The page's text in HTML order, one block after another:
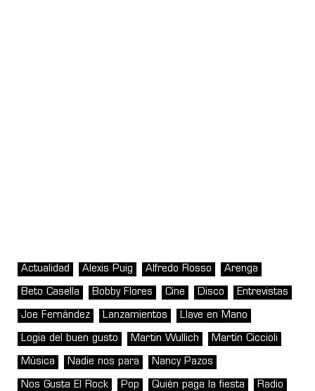
Actualidad Alexis Puig Alfredo Rosso Arenga
Beto Casella Bobby Flores Cine Disco Entrevistas
Joe Fernández Lanzamientos Llave en Mano
Logia del buen gusto Martin Wullich Martín Ciccioli
Música Nadie nos para Nancy Pazos
Nos Gusta El Rock Pop Quién paga la fiesta Radio